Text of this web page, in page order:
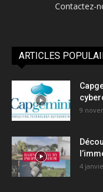
Contactez-
ARTICLES
9
4